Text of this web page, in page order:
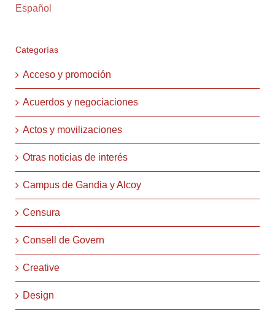
Español
Categorías
Acceso y promoción
Acuerdos y negociaciones
Actos y movilizaciones
Otras noticias de interés
Campus de Gandia y Alcoy
Censura
Consell de Govern
Creative
Design